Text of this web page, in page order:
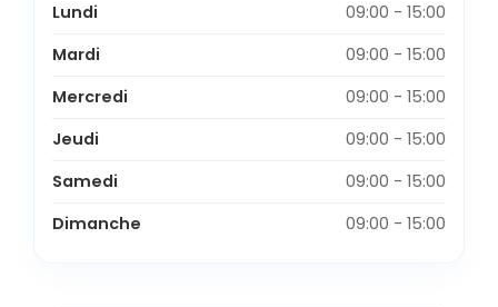
Lundi
09:00 - 15:00
Mardi
09:00 - 15:00
Mercredi
09:00 - 15:00
Jeudi
09:00 - 15:00
Samedi
09:00 - 15:00
Dimanche
09:00 - 15:00